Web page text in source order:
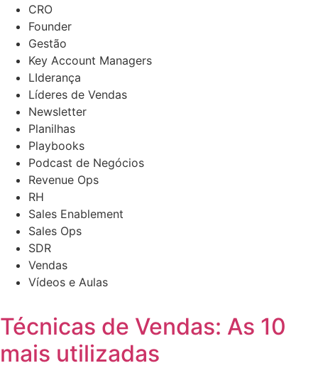
CRO
Founder
Gestão
Key Account Managers
LIderança
Líderes de Vendas
Newsletter
Planilhas
Playbooks
Podcast de Negócios
Revenue Ops
RH
Sales Enablement
Sales Ops
SDR
Vendas
Vídeos e Aulas
Técnicas de Vendas: As 10
mais utilizadas